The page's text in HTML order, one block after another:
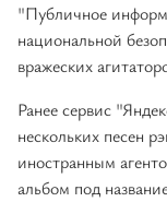
"Публичное
национальной
вражеских
Ранее сервис
нескольких песен
иностранным
альбом под